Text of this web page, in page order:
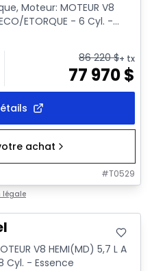
Moteur: MOTEUR V8
ETORQUE - 6 Cyl. -...
86 220$+ tx
77 970$
achat
#T0529
légale
V8 HEMI(MD) 5,7 L A
Cyl. - Essence